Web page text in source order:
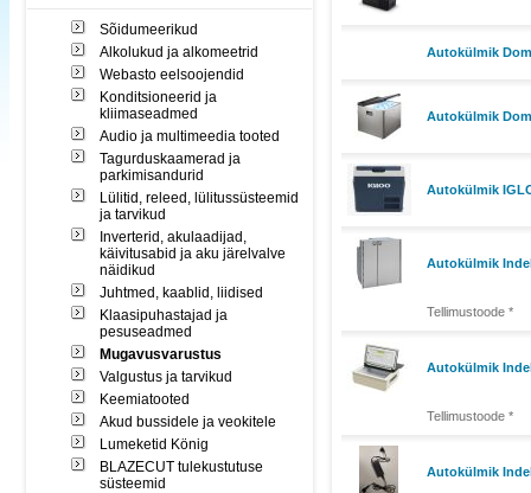
Sõidumeerikud
Alkolukud ja alkomeetrid
Webasto eelsoojendid
Konditsioneerid ja
kliimaseadmed
Audio ja multimeedia tooted
Tagurduskaamerad ja
parkimisandurid
Lülitid, releed, lülitussüsteemid
ja tarvikud
Inverterid, akulaadijad,
käivitusabid ja aku järelvalve
näidikud
Juhtmed, kaablid, liidised
Klaasipuhastajad ja
pesuseadmed
Mugavusvarustus
Valgustus ja tarvikud
Keemiatooted
Akud bussidele ja veokitele
Lumeketid König
BLAZECUT tulekustutuse
süsteemid
Autokülmik
Autokülmik
Autokülmik
Autokülmik Indel
Tellimustoode *
Autokülmik
Tellimustoode *
Autokülmik